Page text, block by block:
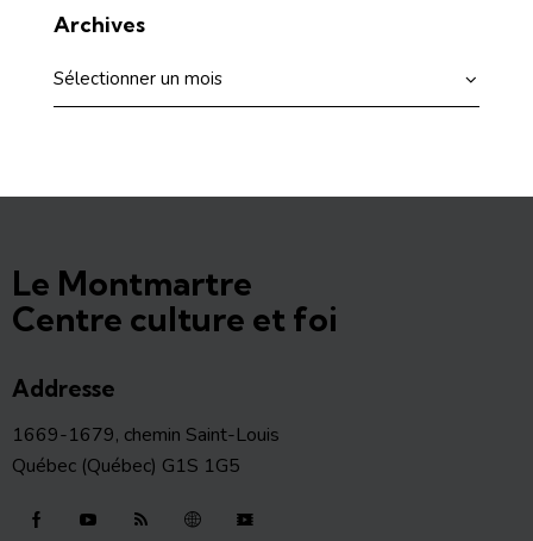
Archives
Le Montmartre
Centre culture et foi
Addresse
1669-1679, chemin Saint-Louis
Québec (Québec) G1S 1G5